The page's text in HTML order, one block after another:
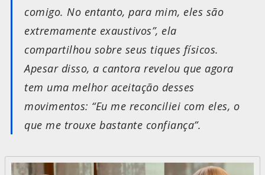
comigo. No entanto, para mim, eles são
extremamente exaustivos”, ela
compartilhou sobre seus tiques físicos.
Apesar disso, a cantora revelou que agora
tem uma melhor aceitação desses
movimentos: “Eu me reconciliei com eles, o
que me trouxe bastante confiança”.